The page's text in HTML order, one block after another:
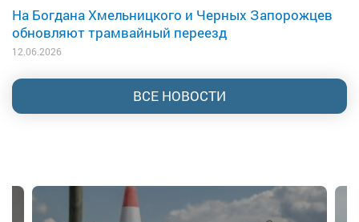
На Богдана Хмельницкого и Черных Запорожцев
обновляют трамвайный переезд
12.06.2026
ВСЕ НОВОСТИ